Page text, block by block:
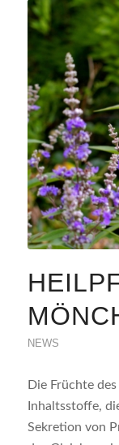
NEWS
Die Früchte
Inhaltsstoffe,
Sekretion von